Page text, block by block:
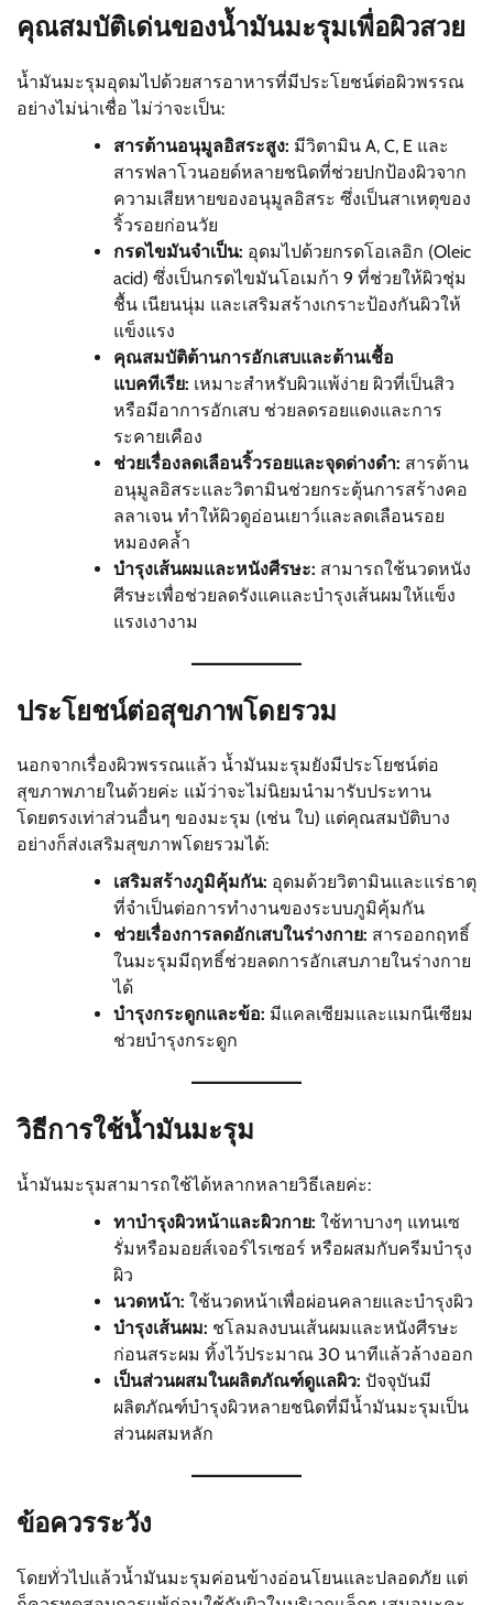
คุณสมบัติเด่นของน้ำมันมะรุมเพื่อผิวสวย
น้ำมันมะรุมอุดมไปด้วยสารอาหารที่มีประโยชน์ต่อผิวพรรณ
อย่างไม่น่าเชื่อ ไม่ว่าจะเป็น:
สารต้านอนุมูลอิสระสูง: มีวิตามิน A, C, E และ
สารฟลาโวนอยด์หลายชนิดที่ช่วยปกป้องผิวจาก
ความเสียหายของอนุมูลอิสระ ซึ่งเป็นสาเหตุของ
ริ้วรอยก่อนวัย
กรดไขมันจำเป็น: อุดมไปด้วยกรดโอเลอิก (Oleic
acid) ซึ่งเป็นกรดไขมันโอเมก้า 9 ที่ช่วยให้ผิวชุ่ม
ชื้น เนียนนุ่ม และเสริมสร้างเกราะป้องกันผิวให้
แข็งแรง
คุณสมบัติต้านการอักเสบและต้านเชื้อ
แบคทีเรีย: เหมาะสำหรับผิวแพ้ง่าย ผิวที่เป็นสิว
หรือมีอาการอักเสบ ช่วยลดรอยแดงและการ
ระคายเคือง
ช่วยเรื่องลดเลือนริ้วรอยและจุดด่างดำ: สารต้าน
อนุมูลอิสระและวิตามินช่วยกระตุ้นการสร้างคอ
ลลาเจน ทำให้ผิวดูอ่อนเยาว์และลดเลือนรอย
หมองคล้ำ
บำรุงเส้นผมและหนังศีรษะ: สามารถใช้นวดหนัง
ศีรษะเพื่อช่วยลดรังแคและบำรุงเส้นผมให้แข็ง
แรงเงางาม
ประโยชน์ต่อสุขภาพโดยรวม
นอกจากเรื่องผิวพรรณแล้ว น้ำมันมะรุมยังมีประโยชน์ต่อ
สุขภาพภายในด้วยค่ะ แม้ว่าจะไม่นิยมนำมารับประทาน
โดยตรงเท่าส่วนอื่นๆ ของมะรุม (เช่น ใบ) แต่คุณสมบัติบาง
อย่างก็ส่งเสริมสุขภาพโดยรวมได้:
เสริมสร้างภูมิคุ้มกัน: อุดมด้วยวิตามินและแร่ธาตุ
ที่จำเป็นต่อการทำงานของระบบภูมิคุ้มกัน
ช่วยเรื่องการลดอักเสบในร่างกาย: สารออกฤทธิ์
ในมะรุมมีฤทธิ์ช่วยลดการอักเสบภายในร่างกาย
ได้
บำรุงกระดูกและข้อ: มีแคลเซียมและแมกนีเซียม
ช่วยบำรุงกระดูก
วิธีการใช้น้ำมันมะรุม
น้ำมันมะรุมสามารถใช้ได้หลากหลายวิธีเลยค่ะ:
ทาบำรุงผิวหน้าและผิวกาย: ใช้ทาบางๆ แทนเซ
รั่มหรือมอยส์เจอร์ไรเซอร์ หรือผสมกับครีมบำรุง
ผิว
นวดหน้า: ใช้นวดหน้าเพื่อผ่อนคลายและบำรุงผิว
บำรุงเส้นผม: ชโลมลงบนเส้นผมและหนังศีรษะ
ก่อนสระผม ทิ้งไว้ประมาณ 30 นาทีแล้วล้างออก
เป็นส่วนผสมในผลิตภัณฑ์ดูแลผิว: ปัจจุบันมี
ผลิตภัณฑ์บำรุงผิวหลายชนิดที่มีน้ำมันมะรุมเป็น
ส่วนผสมหลัก
ข้อควรระวัง
โดยทั่วไปแล้วน้ำมันมะรุมค่อนข้างอ่อนโยนและปลอดภัย แต่